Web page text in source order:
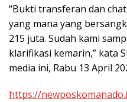
“Bukti transferan dan
yang mana yang
215 juta. Sudah kami
klarifikasi kemarin,” kata
media ini, Rabu 13 April
https://